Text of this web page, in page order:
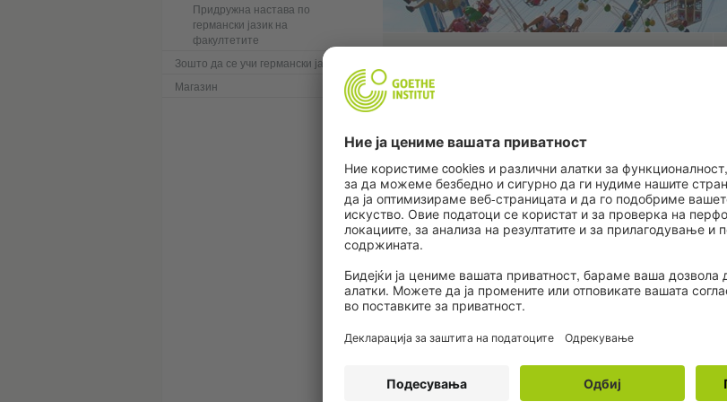
Придружна настава по
германски јазик на
факултетите
Зошто да се учи германски јазик?
Магазин
ПАРТНЕРИ НА ИДНИНАТА“
Иницијативата „Училишта: Партнери на иднината”
од повеќе од 1.700 училишта со особена врска со
партнерски училишта (PASCH) во склоп на
националните образовни системи на околу 100
земји.
EUROPANETZWERK DEUTSCH
Министерството за надворешни работи и Гете-
институтот во рамките на програмата
Europanetzwerk Deutsch доделуваат стипендии на
на Европската унија и други земји